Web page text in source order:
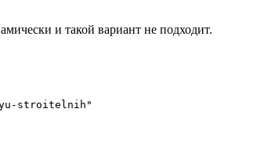
и такой вариант не подходит.
stroitelnih"